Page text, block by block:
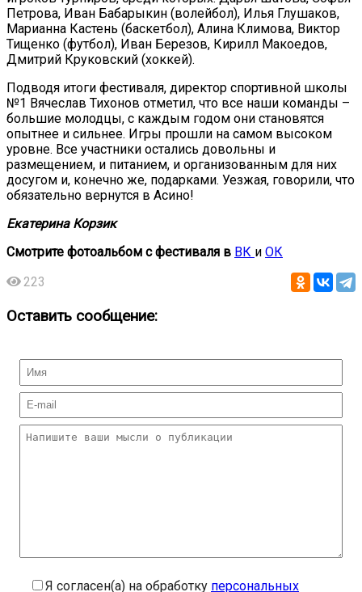
Петрова, Иван Бабарыкин (волейбол), Илья Глушаков,
Марианна Кастень (баскетбол), Алина Климова, Виктор
Тищенко (футбол), Иван Березов, Кирилл Макоедов,
Дмитрий Круковский (хоккей).
Подводя итоги фестиваля, директор спортивной школы
№1 Вячеслав Тихонов отметил, что все наши команды –
большие молодцы, с каждым годом они становятся
опытнее и сильнее. Игры прошли на самом высоком
уровне. Все участники остались довольны и
размещением, и питанием, и организованным для них
досугом и, конечно же, подарками. Уезжая, говорили, что
обязательно вернутся в Асино!
Екатерина Корзик
Смотрите фотоальбом с фестиваля в ВК и ОК
223
Оставить сообщение:
Я согласен(а) на обработку персональных